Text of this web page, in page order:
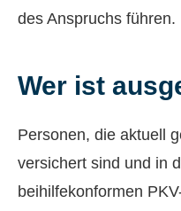
des Anspruchs führen.
Wer ist
Per­sonen, die aktuell
versichert sind und in
beihilfekonformen